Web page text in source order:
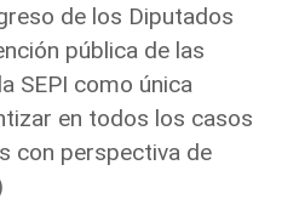
de los Diputados
pública de las
SEPI como única
en todos los casos
con perspectiva de